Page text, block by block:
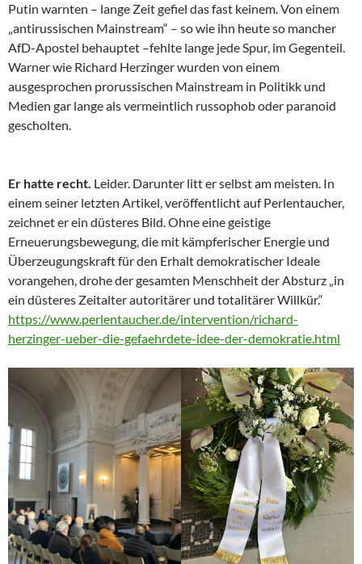
Putin warnten – lange Zeit gefiel das fast keinem. Von einem
„antirussischen Mainstream“ – so wie ihn heute so mancher
AfD-Apostel behauptet –fehlte lange jede Spur, im Gegenteil.
Warner wie Richard Herzinger wurden von einem
ausgesprochen prorussischen Mainstream in Politikk und
Medien gar lange als vermeintlich russophob oder paranoid
gescholten.
Er hatte recht. Leider. Darunter litt er selbst am meisten. In
einem seiner letzten Artikel, veröffentlicht auf Perlentaucher,
zeichnet er ein düsteres Bild. Ohne eine geistige
Erneuerungsbewegung, die mit kämpferischer Energie und
Überzeugungskraft für den Erhalt demokratischer Ideale
vorangehen, drohe der gesamten Menschheit der Absturz „in
ein düsteres Zeitalter autoritärer und totalitärer Willkür.“
https://www.perlentaucher.de/intervention/richard-
herzinger-ueber-die-gefaehrdete-idee-der-demokratie.html